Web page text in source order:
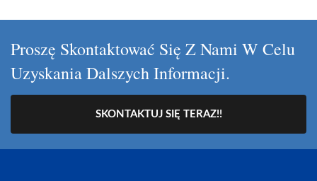
Proszę Skontaktować Się Z Nami W Celu
Uzyskania Dalszych Informacji.
SKONTAKTUJ SIĘ TERAZ!!